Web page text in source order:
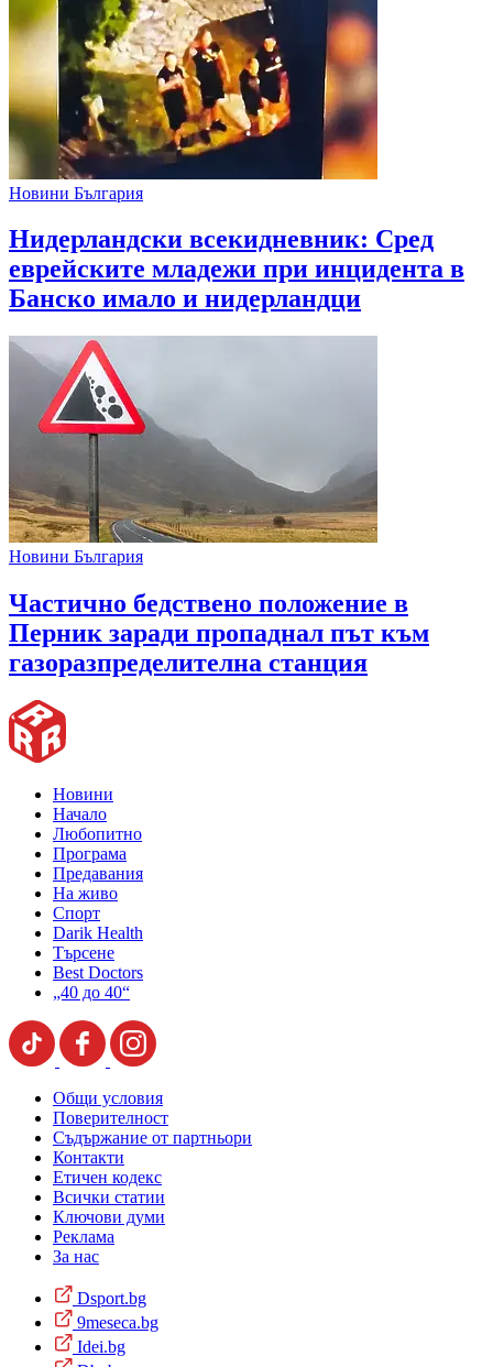
Новини България
Нидерландски всекидневник: Сред
еврейските младежи при инцидента в
Банско имало и нидерландци
Новини България
Частично бедствено положение в
Перник заради пропаднал път към
газоразпределителна станция
Новини
Начало
Любопитно
Програма
Предавания
На живо
Спорт
Darik Health
Търсене
Best Doctors
„40 до 40“
Общи условия
Поверителност
Съдържание от партньори
Контакти
Етичен кодекс
Всички статии
Ключови думи
Реклама
За нас
Dsport.bg
9meseca.bg
Idei.bg